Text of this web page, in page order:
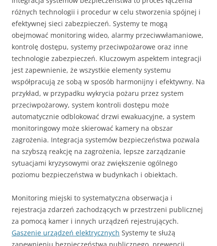
różnych technologii i procedur w celu stworzenia spójnej i
efektywnej sieci zabezpieczeń. Systemy te mogą
obejmować monitoring wideo, alarmy przeciwwłamaniowe,
kontrolę dostępu, systemy przeciwpożarowe oraz inne
technologie zabezpieczeń. Kluczowym aspektem integracji
jest zapewnienie, że wszystkie elementy systemu
współpracują ze sobą w sposób harmonijny i efektywny. Na
przykład, w przypadku wykrycia pożaru przez system
przeciwpożarowy, system kontroli dostępu może
automatycznie odblokować drzwi ewakuacyjne, a system
monitoringowy może skierować kamery na obszar
zagrożenia. Integracja systemów bezpieczeństwa pozwala
na szybszą reakcję na zagrożenia, lepsze zarządzanie
sytuacjami kryzysowymi oraz zwiększenie ogólnego
poziomu bezpieczeństwa w budynkach i obiektach.
Monitoring miejski to systematyczna obserwacja i
rejestracja zdarzeń zachodzących w przestrzeni publicznej
za pomocą kamer i innych urządzeń rejestrujących.
Gaszenie urządzeń elektrycznych Systemy te służą